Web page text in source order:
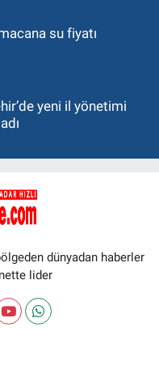
su fiyatı
yeni il yönetimi
dünyadan haberler
lider